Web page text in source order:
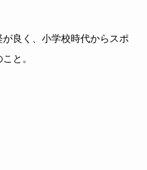
良く、小学校時代からスポ
と。